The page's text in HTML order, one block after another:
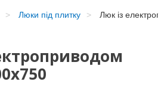
Люки під плитку Люк із